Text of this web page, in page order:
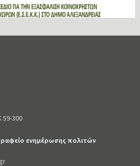
59-300
ενημέρωσης πολιτών